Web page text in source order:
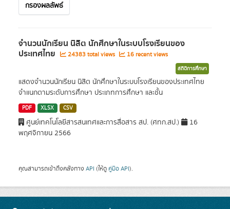
กรองผลลัพธ์
จำนวนนักเรียน นิสิต นักศึกษาในระบบโรงเรียนของ
ประเทศไทย 24383 total views 16 recent views
สถิติการศึกษา
แสดงจำนวนนักเรียน นิสิต นักศึกษาในระบบโรงเรียนของประเทศไทย
จำแนกตามระดับการศึกษา ประเภทการศึกษา และชั้น
PDF XLSX CSV
ศูนย์เทคโนโลยีสารสนเทศและการสื่อสาร สป. (ศทก.สป.)
16
พฤศจิกายน 2566
คุณสามารถเข้าถึงคลังทาง API (ให้ดู คู่มือ API).